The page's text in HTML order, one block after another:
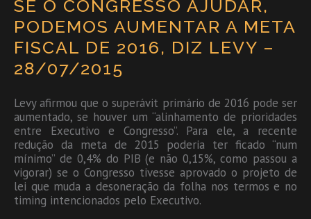
SE O CONGRESSO AJUDAR,
PODEMOS AUMENTAR A META
FISCAL DE 2016, DIZ LEVY –
28/07/2015
Levy afirmou que o superávit primário de 2016 pode ser
aumentado, se houver um “alinhamento de prioridades
entre Executivo e Congresso”. Para ele, a recente
redução da meta de 2015 poderia ter ficado “num
mínimo” de 0,4% do PIB (e não 0,15%, como passou a
vigorar) se o Congresso tivesse aprovado o projeto de
lei que muda a desoneração da folha nos termos e no
timing intencionados pelo Executivo.